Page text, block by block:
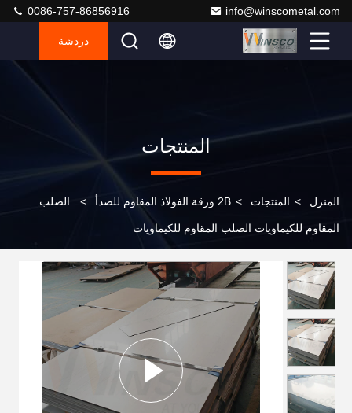
info@winscometal.com
0086-757-86856916
دردشة
المنتجات
المنزل > المنتجات > 2B ورقة الفولاذ المقاوم للصدأ > الصلب
المقاوم للكيماويات الصلب المقاوم للكيماويات